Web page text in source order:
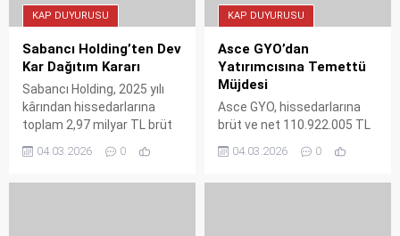
KAP DUYURUSU
Sabancı Holding’ten Dev
Kar Dağıtım Kararı
Sabancı Holding, 2025 yılı
kârından hissedarlarına
toplam 2,97 milyar TL brüt
nakit temettü dağıtma
kararı aldı. Pay başına net
04.03.2026 0
KAP DUYURUSU
Asce GYO’dan
Yatırımcısına Temettü
Müjdesi
Asce GYO, hissedarlarına
brüt ve net 110.922.005 TL
nakit temettü dağıtma
kararı aldı. Hisse başına
04.03.2026 0